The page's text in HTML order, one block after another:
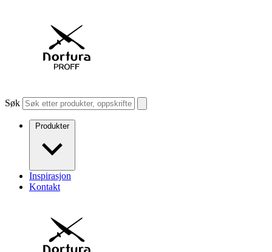
Søk
Produkter
Inspirasjon
Kontakt